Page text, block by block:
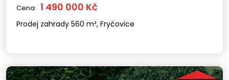
Cena: 1 490 000 Kč
Prodej zahrady 560 m², Fryčovice